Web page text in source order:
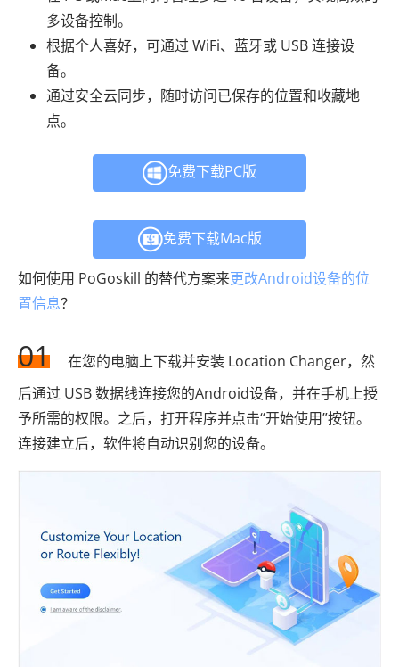
多设备控制。
根据个人喜好，可通过 WiFi、蓝牙或 USB 连接设
备。
通过安全云同步，随时访问已保存的位置和收藏地
点。
免费下载PC版
免费下载Mac版
如何使用 PoGoskill 的替代方案来更改Android设备的位
置信息？
01
在您的电脑上下载并安装 Location Changer，然
后通过 USB 数据线连接您的Android设备，并在手机上授
予所需的权限。之后，打开程序并点击“开始使用”按钮。
连接建立后，软件将自动识别您的设备。